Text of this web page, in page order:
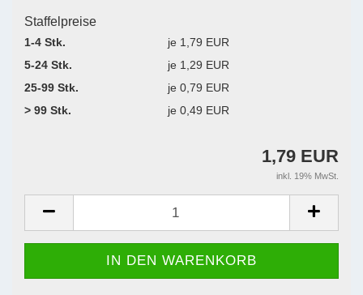
Staffelpreise
1-4 Stk.
je 1,79 EUR
5-24 Stk.
je 1,29 EUR
25-99 Stk.
je 0,79 EUR
> 99 Stk.
je 0,49 EUR
1,79 EUR
inkl. 19% MwSt.